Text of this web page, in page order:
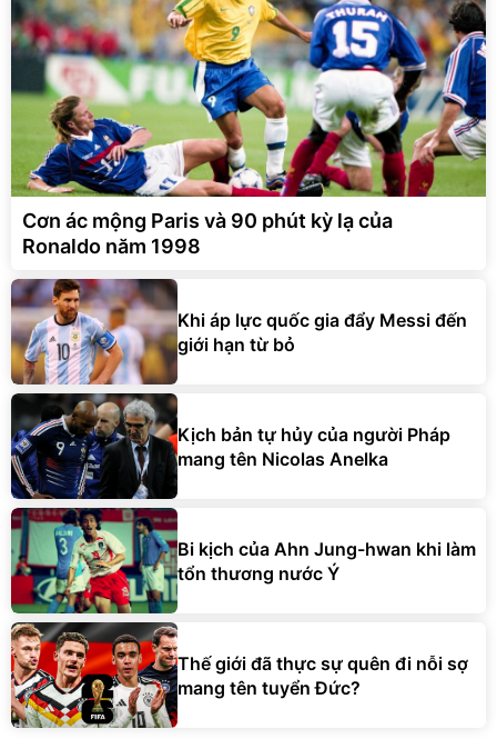
Cơn ác mộng Paris và 90 phút kỳ lạ của
Ronaldo năm 1998
Khi áp lực quốc gia đẩy Messi đến
giới hạn từ bỏ
Kịch bản tự hủy của người Pháp
mang tên Nicolas Anelka
Bi kịch của Ahn Jung-hwan khi làm
tổn thương nước Ý
Thế giới đã thực sự quên đi nỗi sợ
mang tên tuyển Đức?